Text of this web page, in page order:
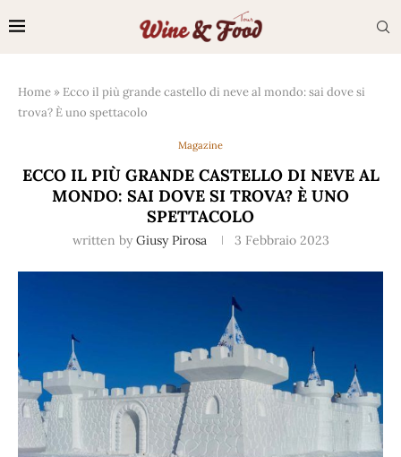
Home » Ecco il più grande castello di neve al mondo: sai dove si
trova? È uno spettacolo
Magazine
ECCO IL PIÙ GRANDE CASTELLO DI NEVE AL
MONDO: SAI DOVE SI TROVA? È UNO
SPETTACOLO
written by Giusy Pirosa 3 Febbraio 2023